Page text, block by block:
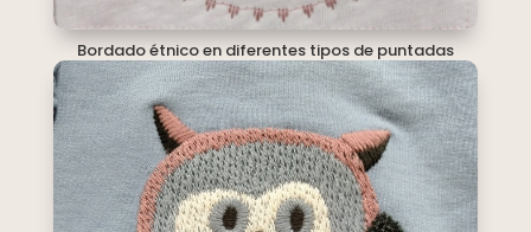
Bordado étnico en diferentes tipos de puntadas